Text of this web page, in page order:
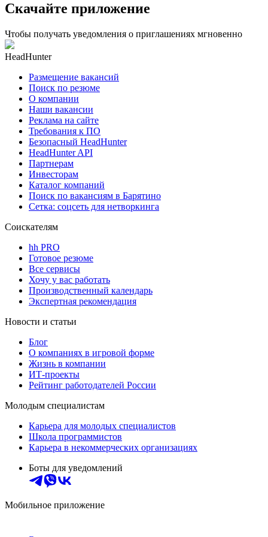
Скачайте приложение
Чтобы получать уведомления о приглашениях мгновенно
HeadHunter
Размещение вакансий
Поиск по резюме
О компании
Наши вакансии
Реклама на сайте
Требования к ПО
Безопасный HeadHunter
HeadHunter API
Партнерам
Инвесторам
Каталог компаний
Поиск по вакансиям в Барятино
Сетка: соцсеть для нетворкинга
Соискателям
hh PRO
Готовое резюме
Все сервисы
Хочу у вас работать
Производственный календарь
Экспертная рекомендация
Новости и статьи
Блог
О компаниях в игровой форме
Жизнь в компании
ИТ-проекты
Рейтинг работодателей России
Молодым специалистам
Карьера для молодых специалистов
Школа программистов
Карьера в некоммерческих организациях
Боты для уведомлений
Мобильное приложение